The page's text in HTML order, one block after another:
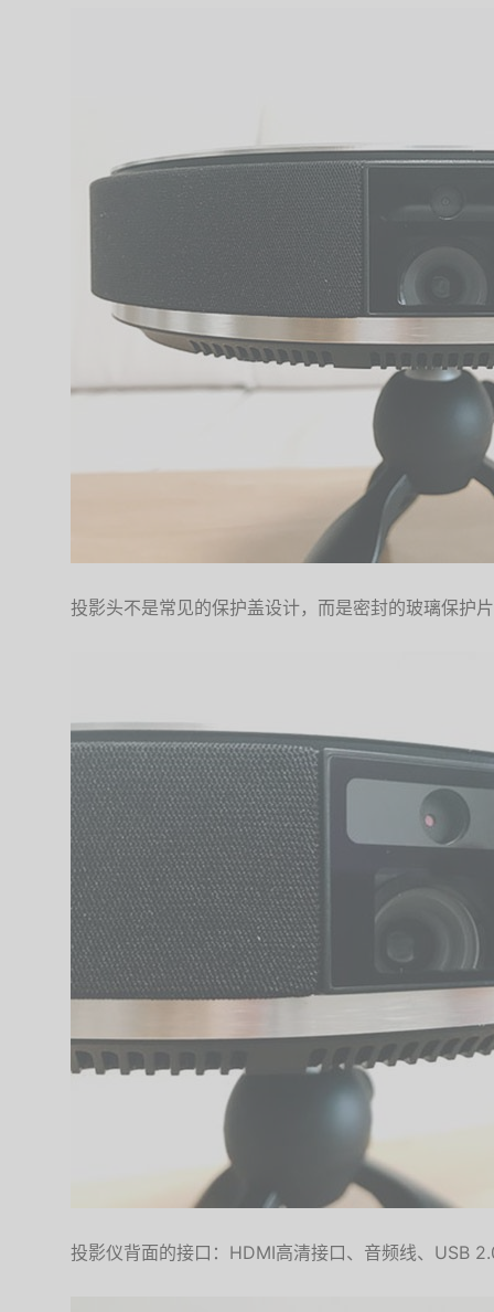
投影头不是常见的保护盖设计，而是密封的玻璃保护
投影仪背面的接口：HDMI高清接口、音频线、USB